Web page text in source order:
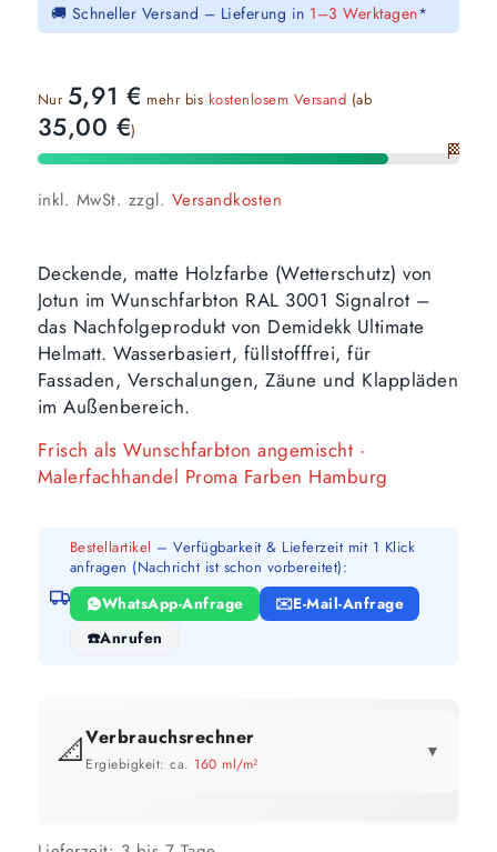
🚚 Schneller Versand – Lieferung in 1–3 Werktagen*
Nur 5,91€ mehr bis kostenlosem Versand (ab
35,00 €)
🏁
inkl. MwSt. zzgl. Versandkosten
Deckende, matte Holzfarbe (Wetterschutz) von
Jotun im Wunschfarbton RAL 3001 Signalrot –
das Nachfolgeprodukt von Demidekk Ultimate
Helmatt. Wasserbasiert, füllstofffrei, für
Fassaden, Verschalungen, Zäune und Klappläden
im Außenbereich.
Frisch als Wunschfarbton angemischt ·
Malerfachhandel Proma Farben Hamburg
Bestellartikel – Verfügbarkeit & Lieferzeit mit 1 Klick
anfragen (Nachricht ist schon vorbereitet):
WhatsApp-Anfrage
E-Mail-Anfrage
Anrufen
📐Verbrauchsrechner
Ergiebigkeit: ca. 160 ml/m²
▼